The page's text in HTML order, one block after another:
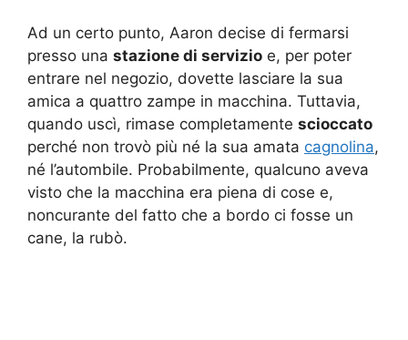
Ad un certo punto, Aaron decise di fermarsi
presso una stazione di servizio e, per poter
entrare nel negozio, dovette lasciare la sua
amica a quattro zampe in macchina. Tuttavia,
quando uscì, rimase completamente scioccato
perché non trovò più né la sua amata cagnolina,
né l’autombile. Probabilmente, qualcuno aveva
visto che la macchina era piena di cose e,
noncurante del fatto che a bordo ci fosse un
cane, la rubò.